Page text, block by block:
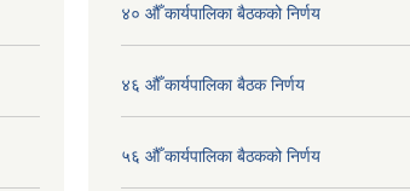
४० औँ कार्यपालिका बैठकको निर्णय
४६ औँ कार्यपालिका बैठक निर्णय
५६ औँ कार्यपालिका बैठकको निर्णय